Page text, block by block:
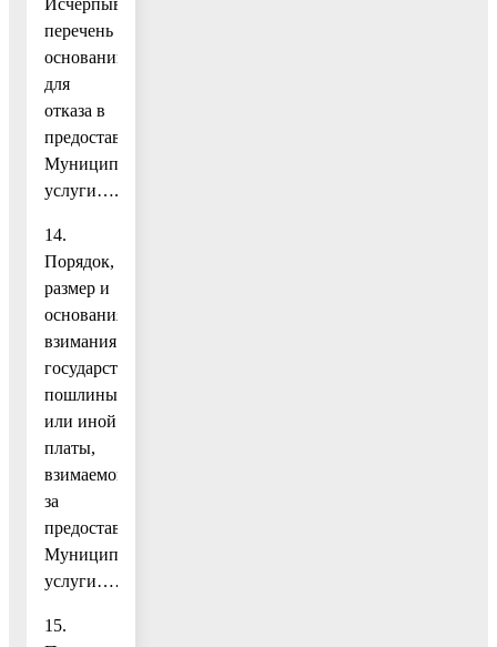
перечень
оснований
для
отказа в
предоставлении
Муниципальной
услуги…..9
14.
Порядок,
размер и
основания
взимания
государственной
пошлины
или иной
платы,
взимаемой
за
предоставление
Муниципальной
15.